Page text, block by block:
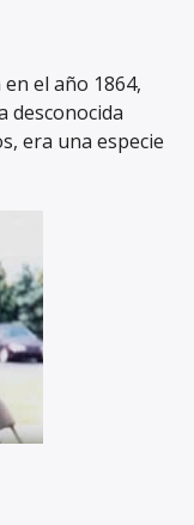
el año 1864,
desconocida
era una especie